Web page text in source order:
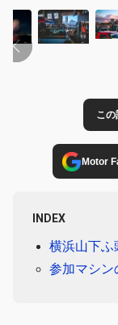
この
Motor
INDEX
横浜山下ふ
参加マシン